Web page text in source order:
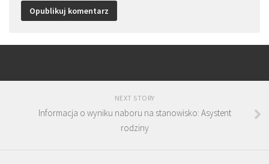
NEXT STORY
Informacja o wyniku naboru na stanowisko: Asystent
rodziny